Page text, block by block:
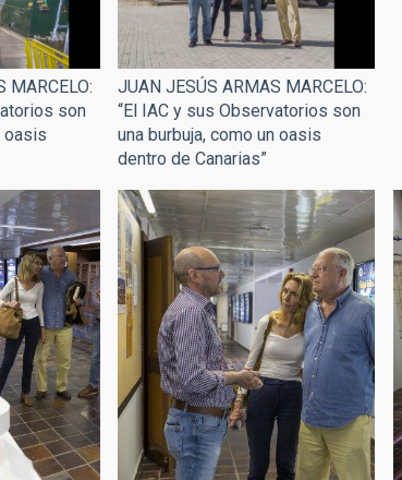
MARCELO:
son
oasis
JUAN JESÚS ARMAS MARCELO:
“El IAC y sus Observatorios son
una burbuja, como un oasis
dentro de Canarias”